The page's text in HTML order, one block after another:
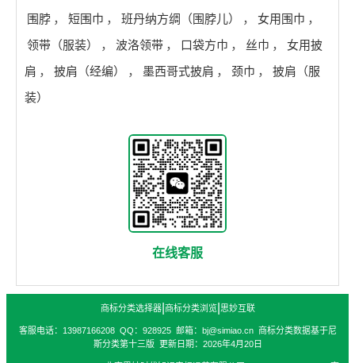
围脖 ， 短围巾 ， 班丹纳方绸（围脖儿） ， 女用围巾 ，
领带（服装）
， 波洛领带 ， 口袋方巾 ， 丝巾 ，
女用披
肩 ， 披肩（经编） ， 墨西哥式披肩 ， 颈巾 ，
披肩（服
装）
在线客服
商标分类选择器| 商标分类浏览| 思妙互联
客服电话：13987166208 QQ：928925 邮箱：bj@simiao.cn 商标分类数据基于尼
斯分类第十三版 更新日期：2026年4月20日